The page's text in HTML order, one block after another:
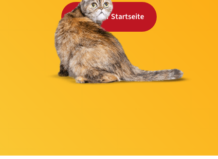
Zurück zur Startseite